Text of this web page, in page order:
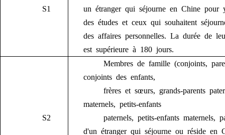
S1
un étranger qui séjourne en Chine pour
des études et ceux qui souhaitent
des affaires personnelles. La durée de
est supérieure à 180 jours.
S2
Membres de famille (conjoints,
conjoints des enfants,
frères et sœurs, grands-parents
maternels, petits-enfants
paternels, petits-enfants maternels,
d'un étranger qui séjourne ou réside en